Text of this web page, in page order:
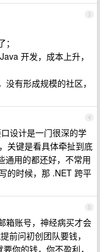
3
开发，成本上升，
有形成规模的社区，
4
设计是一门很深的学
关键是看具体牵扯到底
通用的都还好，不常用
的时候，那 .NET 跨平
5
箱账号，神经病买才会
问初创团队要钱，
你的钱，你不盈利，